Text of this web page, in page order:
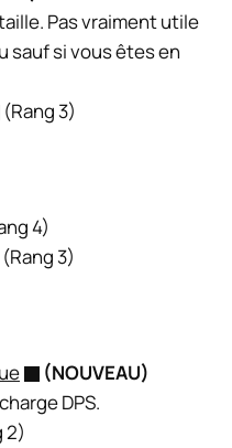
Pas vraiment utile
sauf si vous êtes en
(Rang 3)
4)
3)
(NOUVEAU)
DPS.
2)